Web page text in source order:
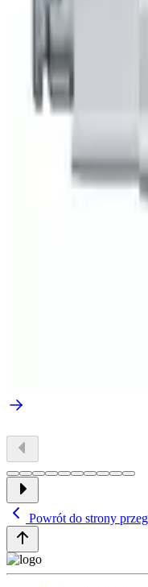
Powrót do strony